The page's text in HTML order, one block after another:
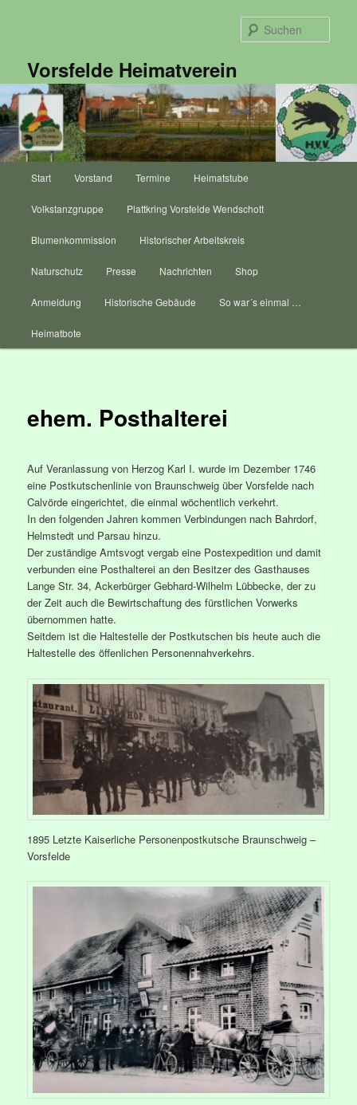
Vorsfelde Heimatverein
Start Vorstand Termine Heimatstube
Volkstanzgruppe Plattkring Vorsfelde Wendschott
Blumenkommission Historischer Arbeitskreis
Naturschutz Presse Nachrichten Shop
Anmeldung Historische Gebäude So war´s einmal …
Heimatbote
ehem. Posthalterei
Auf Veranlassung von Herzog Karl I. wurde im Dezember 1746
eine Postkutschenlinie von Braunschweig über Vorsfelde nach
Calvörde eingerichtet, die einmal wöchentlich verkehrt.
In den folgenden Jahren kommen Verbindungen nach Bahrdorf,
Helmstedt und Parsau hinzu.
Der zuständige Amtsvogt vergab eine Postexpedition und damit
verbunden eine Posthalterei an den Besitzer des Gasthauses
Lange Str. 34, Ackerbürger Gebhard-Wilhelm Lübbecke, der zu
der Zeit auch die Bewirtschaftung des fürstlichen Vorwerks
übernommen hatte.
Seitdem ist die Haltestelle der Postkutschen bis heute auch die
Haltestelle des öffenlichen Personennahverkehrs.
1895 Letzte Kaiserliche Personenpostkutsche Braunschweig –
Vorsfelde